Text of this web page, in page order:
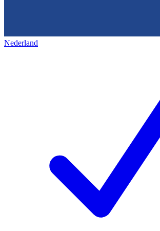
Nederland